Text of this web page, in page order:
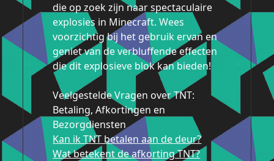
die op zoek zijn naar spectaculaire
explosies in Minecraft. Wees
voorzichtig bij het gebruik ervan en
geniet van de verbluffende effecten
die dit explosieve blok kan bieden!
Veelgestelde Vragen over TNT:
Betaling, Afkortingen en
Bezorgdiensten
Kan ik TNT betalen aan de deur?
Wat betekent de afkorting TNT?